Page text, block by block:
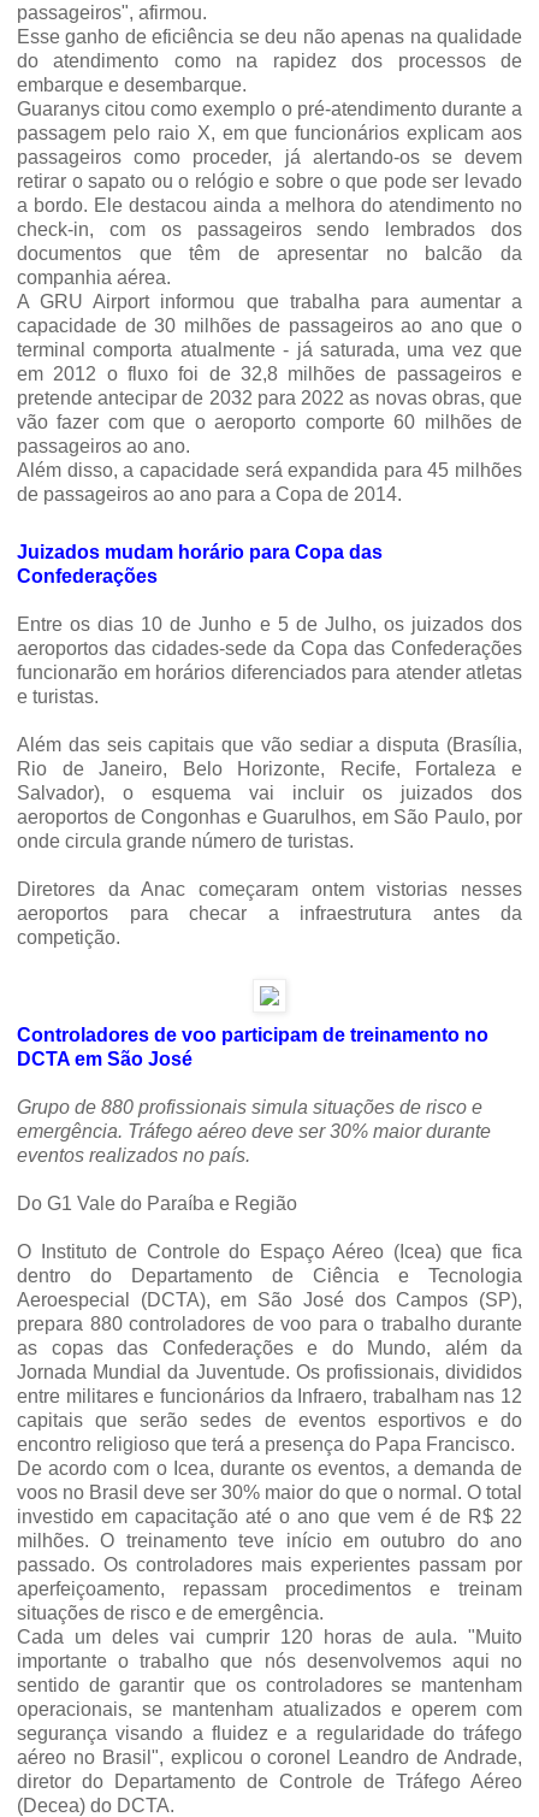
passageiros", afirmou.
Esse ganho de eficiência se deu não apenas na qualidade
do atendimento como na rapidez dos processos de
embarque e desembarque.
Guaranys citou como exemplo o pré-atendimento durante a
passagem pelo raio X, em que funcionários explicam aos
passageiros como proceder, já alertando-os se devem
retirar o sapato ou o relógio e sobre o que pode ser levado
a bordo. Ele destacou ainda a melhora do atendimento no
check-in, com os passageiros sendo lembrados dos
documentos que têm de apresentar no balcão da
companhia aérea.
A GRU Airport informou que trabalha para aumentar a
capacidade de 30 milhões de passageiros ao ano que o
terminal comporta atualmente - já saturada, uma vez que
em 2012 o fluxo foi de 32,8 milhões de passageiros e
pretende antecipar de 2032 para 2022 as novas obras, que
vão fazer com que o aeroporto comporte 60 milhões de
passageiros ao ano.
Além disso, a capacidade será expandida para 45 milhões
de passageiros ao ano para a Copa de 2014.
Juizados mudam horário para Copa das
Confederações
Entre os dias 10 de Junho e 5 de Julho, os juizados dos
aeroportos das cidades-sede da Copa das Confederações
funcionarão em horários diferenciados para atender atletas
e turistas.
Além das seis capitais que vão sediar a disputa (Brasília,
Rio de Janeiro, Belo Horizonte, Recife, Fortaleza e
Salvador), o esquema vai incluir os juizados dos
aeroportos de Congonhas e Guarulhos, em São Paulo, por
onde circula grande número de turistas.
Diretores da Anac começaram ontem vistorias nesses
aeroportos para checar a infraestrutura antes da
competição.
Controladores de voo participam de treinamento no
DCTA em São José
Grupo de 880 profissionais simula situações de risco e
emergência. Tráfego aéreo deve ser 30% maior durante
eventos realizados no país.
Do G1 Vale do Paraíba e Região
O Instituto de Controle do Espaço Aéreo (Icea) que fica
dentro do Departamento de Ciência e Tecnologia
Aeroespecial (DCTA), em São José dos Campos (SP),
prepara 880 controladores de voo para o trabalho durante
as copas das Confederações e do Mundo, além da
Jornada Mundial da Juventude. Os profissionais, divididos
entre militares e funcionários da Infraero, trabalham nas 12
capitais que serão sedes de eventos esportivos e do
encontro religioso que terá a presença do Papa Francisco.
De acordo com o Icea, durante os eventos, a demanda de
voos no Brasil deve ser 30% maior do que o normal. O total
investido em capacitação até o ano que vem é de R$ 22
milhões. O treinamento teve início em outubro do ano
passado. Os controladores mais experientes passam por
aperfeiçoamento, repassam procedimentos e treinam
situações de risco e de emergência.
Cada um deles vai cumprir 120 horas de aula. "Muito
importante o trabalho que nós desenvolvemos aqui no
sentido de garantir que os controladores se mantenham
operacionais, se mantenham atualizados e operem com
segurança visando a fluidez e a regularidade do tráfego
aéreo no Brasil", explicou o coronel Leandro de Andrade,
diretor do Departamento de Controle de Tráfego Aéreo
(Decea) do DCTA.